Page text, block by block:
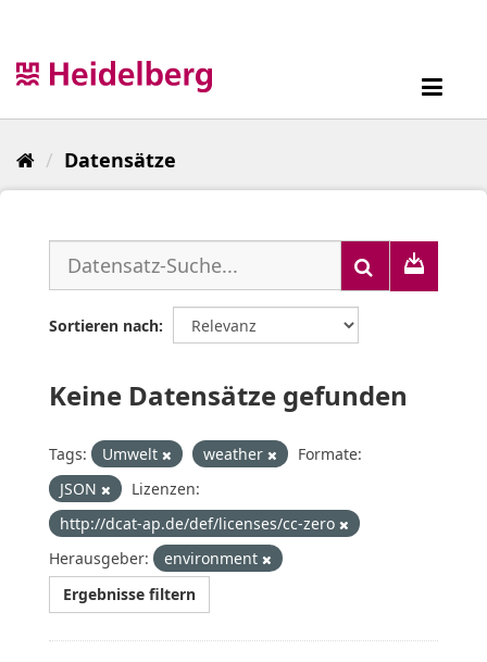
Datensätze
Sortieren nach
Keine Datensätze gefunden
Tags: Umwelt weather
Formate:
JSON
Lizenzen:
http://dcat-ap.de/def/licenses/cc-zero
Herausgeber:
environment
Ergebnisse filtern